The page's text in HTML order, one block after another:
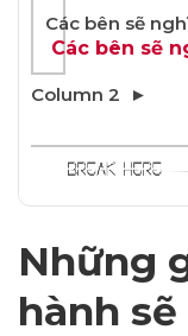
Các bên sẽ
Những
hành